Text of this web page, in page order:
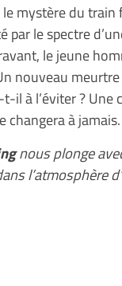
le mystère du
par le spectre
le jeune
nouveau
il à l’éviter ? Une
changera à jamais.
nous plonge
l’atmosphère